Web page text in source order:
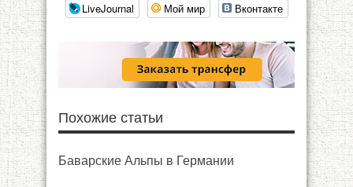
LiveJournal
Мой мир Вконтакте
Похожие статьи
Баварские Альпы в Германии